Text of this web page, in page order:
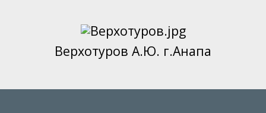
Верхотуров А.Ю. г.Анапа